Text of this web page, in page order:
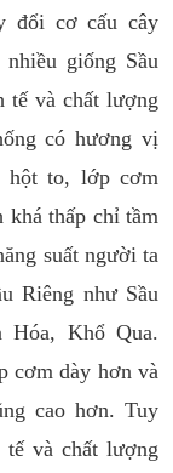
đổi cơ cấu cây
giống Sầu
tế và chất lượng
có hương vị
hột to, lớp cơm
khá thấp chỉ tầm
suất người ta
Riêng như Sầu
Hóa, Khổ Qua.
cơm dày hơn và
cao hơn. Tuy
và chất lượng